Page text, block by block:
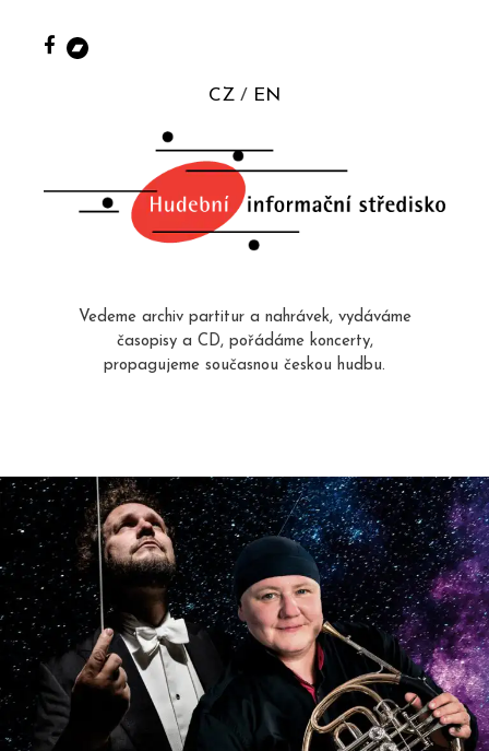
CZ EN
Vedeme archiv partitur a nahrávek, vydáváme
časopisy a CD, pořádáme koncerty,
propagujeme současnou českou hudbu.